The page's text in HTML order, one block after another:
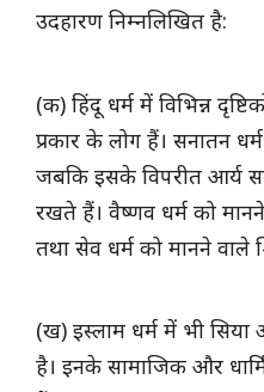
उदहारण निम्नलिखित है:
(क) हिंदू धर्म में विभिन्न
प्रकार के लोग हैं। सनातन
जबकि इसके विपरीत आर्य
रखते हैं। वैष्णव धर्म को
तथा सेव धर्म को मानने वाले
(ख) इस्लाम धर्म में भी सिया
है। इनके सामाजिक और